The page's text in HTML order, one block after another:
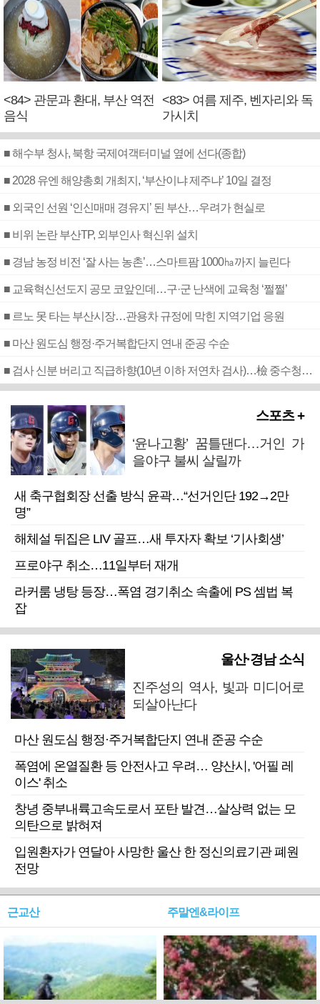
<84> 관문과 환대, 부산 역전
음식
<83> 여름 제주, 벤자리와 독
가시치
■ 해수부 청사, 북항 국제여객터미널 옆에 선다(종합)
■ 2028 유엔 해양총회 개최지, ‘부산이냐 제주냐’ 10일 결정
■ 외국인 선원 ‘인신매매 경유지’ 된 부산…우려가 현실로
■ 비위 논란 부산TP, 외부인사 혁신위 설치
■ 경남 농정 비전 ‘잘 사는 농촌’…스마트팜 1000㏊까지 늘린다
■ 교육혁신선도지 공모 코앞인데…구·군 난색에 교육청 ‘쩔쩔’
■ 르노 못 타는 부산시장…관용차 규정에 막힌 지역기업 응원
■ 마산 원도심 행정·주거복합단지 연내 준공 수순
■ 검사 신분 버리고 직급하향(10년 이하 저연차 검사)…檢 중수청행 기피
스포츠 +
‘윤나고황’ 꿈틀댄다…거인 가
을야구 불씨 살릴까
새 축구협회장 선출 방식 윤곽…“선거인단 192→2만
명”
해체설 뒤집은 LIV 골프…새 투자자 확보 ‘기사회생’
프로야구 취소…11일부터 재개
라커룸 냉탕 등장…폭염 경기취소 속출에 PS 셈법 복
잡
울산·경남 소식
진주성의 역사, 빛과 미디어로
되살아난다
마산 원도심 행정·주거복합단지 연내 준공 수순
폭염에 온열질환 등 안전사고 우려… 양산시, '어필 레
이스' 취소
창녕 중부내륙고속도로서 포탄 발견…살상력 없는 모
의탄으로 밝혀져
입원환자가 연달아 사망한 울산 한 정신의료기관 폐원
전망
근교산 주말엔&라이프